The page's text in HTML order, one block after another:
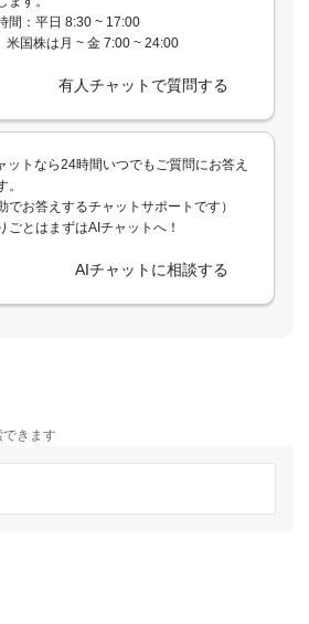
間：平日 8:30 ~ 17:00
米国株は月 ~ 金 7:00 ~ 24:00
有人チャットで質問する
ットなら24時間いつでもご質問にお答え
。
でお答えするチャットサポートです）
ごとはまずはAIチャットへ！
AIチャットに相談する
きます